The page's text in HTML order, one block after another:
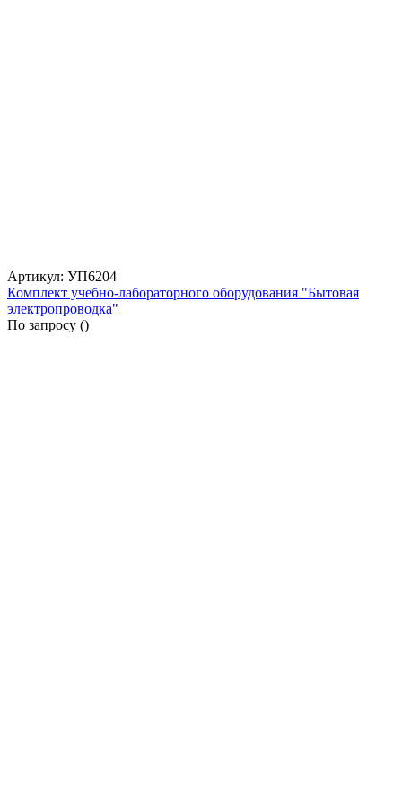
Артикул: УП6204
Комплект учебно-лабораторного оборудования "Бытовая
электропроводка"
По запросу ()